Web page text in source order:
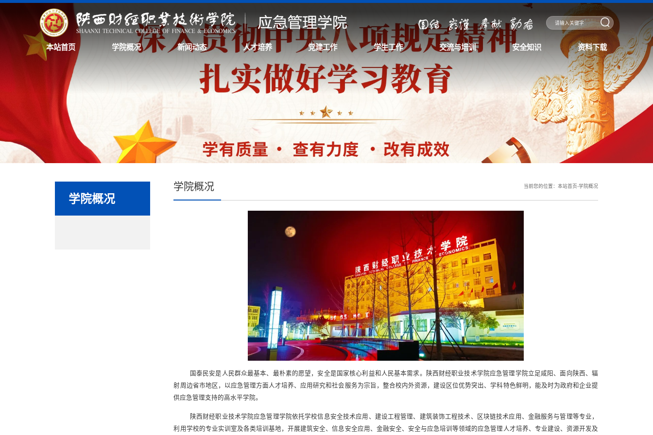
本站首页 学院概况 新闻动态 人才培养 党建工作 学生工作 交流与培训 安全知识 资料下载
学院概况
学院概况 当前您的位置：本站首页-学院概况
国泰民安是人民群众最基本、最朴素的愿望，安全是国家核心利益和人民基本需求。陕西财经职业技术学院应急管理学院立足咸阳、面向陕西、辐
射周边省市地区，以应急管理方面人才培养、应用研究和社会服务为宗旨，整合校内外资源，建设区位优势突出、学科特色鲜明，能及时为政府和企业提
供应急管理支持的高水平学院。
陕西财经职业技术学院应急管理学院依托学校信息安全技术应用、建设工程管理、建筑装饰工程技术、区块链技术应用、金融服务与管理等专业，
利用学校的专业实训室及各类培训基地，开展建筑安全、信息安全应用、金融安全、安全与应急培训等领域的应急管理人才培养、专业建设、资源开发及